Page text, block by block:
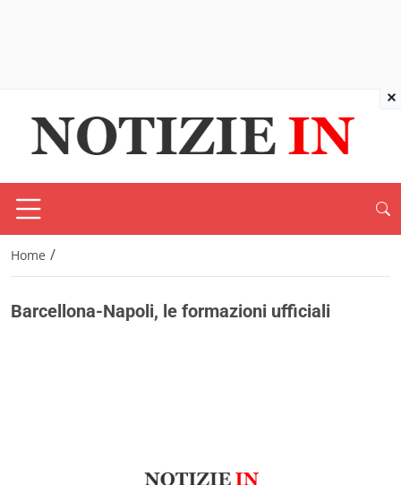
Home /
Barcellona-Napoli, le formazioni ufficiali
×